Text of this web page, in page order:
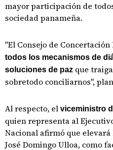
mayor participación de
sociedad panameña.
"El Consejo de
todos los mecanismos de
soluciones de paz que
sobretodo conciliarnos",
Al respecto, el viceministro
quien representa al
Nacional afirmó que
José Domingo Ulloa, como